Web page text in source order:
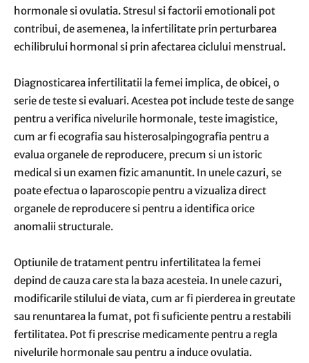
hormonale si ovulatia. Stresul si factorii emotionali pot
contribui, de asemenea, la infertilitate prin perturbarea
echilibrului hormonal si prin afectarea ciclului menstrual.
Diagnosticarea infertilitatii la femei implica, de obicei, o
serie de teste si evaluari. Acestea pot include teste de sange
pentru a verifica nivelurile hormonale, teste imagistice,
cum ar fi ecografia sau histerosalpingografia pentru a
evalua organele de reproducere, precum si un istoric
medical si un examen fizic amanuntit. In unele cazuri, se
poate efectua o laparoscopie pentru a vizualiza direct
organele de reproducere si pentru a identifica orice
anomalii structurale.
Optiunile de tratament pentru infertilitatea la femei
depind de cauza care sta la baza acesteia. In unele cazuri,
modificarile stilului de viata, cum ar fi pierderea in greutate
sau renuntarea la fumat, pot fi suficiente pentru a restabili
fertilitatea. Pot fi prescrise medicamente pentru a regla
nivelurile hormonale sau pentru a induce ovulatia.